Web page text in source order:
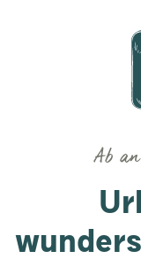
Ab